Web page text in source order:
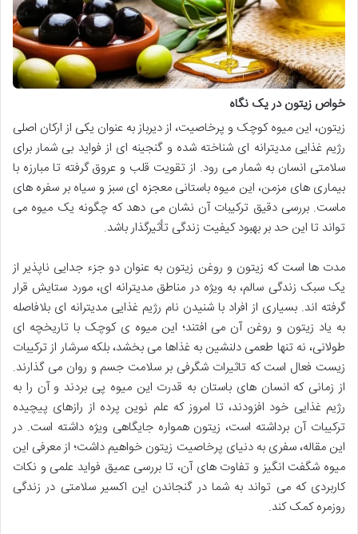
خواص زیتون در یک نگاه
زیتون، این میوه کوچک و پرخاصیت، از دیرباز به عنوان یکی از ارکان اصلی
رژیم غذایی مدیترانه ای شناخته شده و گنجینه ای از فواید بی شمار برای
سلامتی انسان به شمار می رود. از تقویت قلب و عروق گرفته تا مبارزه با
بیماری های مزمن، این میوه باستانی معجزه ای سبز و سیاه بر سفره های
ماست. بررسی دقیق ترکیبات آن نشان می دهد که چگونه یک میوه می
تواند تا این حد بر بهبود کیفیت زندگی تأثیرگذار باشد.
مدت ها است که زیتون و روغن زیتون به عنوان دو جزء جدایی ناپذیر از
یک سبک زندگی سالم، به ویژه در مناطق مدیترانه ای، مورد ستایش قرار
گرفته اند. بسیاری از افراد با شنیدن نام رژیم غذایی مدیترانه ای بلافاصله
به یاد زیتون و روغن آن می افتند؛ این میوه ی کوچک با تاریخچه ای
طولانی، نه تنها طعمی دلنشین به غذاها می بخشد، بلکه سرشار از ترکیبات
زیست فعال است که تاثیرات شگرفی بر سلامت جسم و روان می گذارند.
از زمانی که انسان های باستان به قدرت این میوه پی بردند و آن را به
رژیم غذایی خود افزودند، تا امروز که علم نوین پرده از رازهای پیچیده
ترکیبات آن برداشته است، زیتون همواره جایگاهی ویژه داشته است. در
این مقاله، سفری به دنیای پرخاصیت زیتون خواهیم داشت؛ از معرفی این
میوه شگفت انگیز و تفاوت های آن، تا بررسی عمیق فواید علمی و نکات
کاربردی که می تواند به شما در گنجاندن این اکسیر سلامتی در زندگی
روزمره کمک کند.